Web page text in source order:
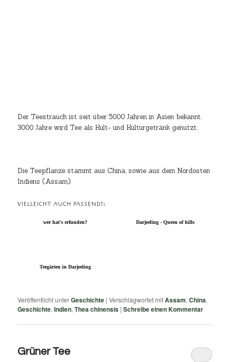
Der Teestrauch ist seit über 5000 Jahren in Asien bekannt.
3000 Jahre wird Tee als Kult- und Kulturgetränk genutzt.
Die Teepflanze stammt aus China, sowie aus dem Nordosten
Indiens (Assam).
VIELLEICHT AUCH PASSEND?:
wer hat's erfunden? Darjeeling - Queen of hills
Teegärten in Darjeeling
Veröffentlicht unterGeschichte |Verschlagwortet mitAssam,China,
Geschichte,Indien,Thea chinensis |Schreibe einen Kommentar
Grüner Tee